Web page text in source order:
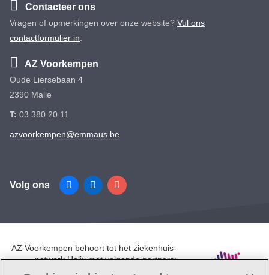
Contacteer ons
Vragen of opmerkingen over onze website? Vul ons
contactformulier in
AZ Voorkempen
Oude Liersebaan 4
2390 Malle
T: 03 380 20 11
azvoorkempen@emmaus.be
Volg ons FacebookLinkedinInstagram
AZ Voorkempen behoort tot het ziekenhuis-
netwerk Helix met volgende partners: